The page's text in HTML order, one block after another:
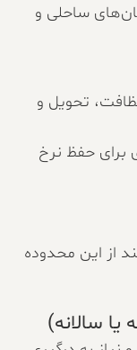
ساحلی و
تحویل و
برای حفظ نرخ
از این محدوده
یا سالانه)